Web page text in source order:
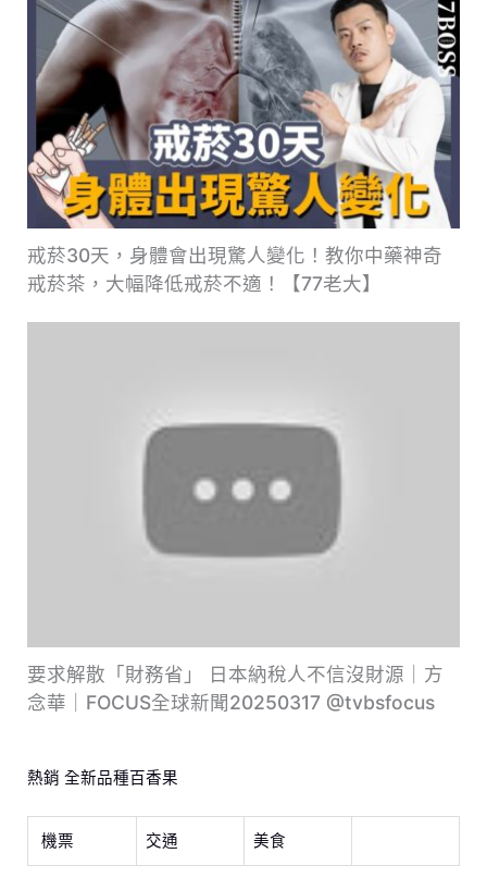
戒菸30天，身體會出現驚人變化！教你中藥神奇
戒菸茶，大幅降低戒菸不適！【77老大】
要求解散「財務省」 日本納稅人不信沒財源｜方
念華｜FOCUS全球新聞20250317 @tvbsfocus
熱銷 全新品種百香果
機票 交通 美食